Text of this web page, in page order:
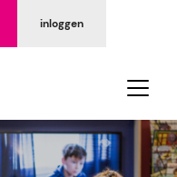
inloggen